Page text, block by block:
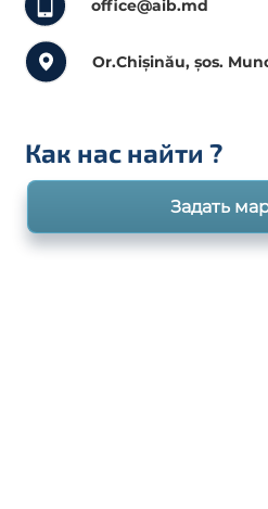
office@aib.md
Or.Chișinău, șos.
Как нас найти ?
Задать